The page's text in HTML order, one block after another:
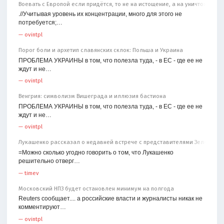
Воевать с Европой если придётся, то не на истощение, а на уничтожение
.//Учитывая уровень их концентрации, много для этого не
потребуется;…
— ovintpl
Порог боли и архетип славянских склок: Польша и Украина
ПРОБЛЕМА УКРАИНЫ в том, что полезла туда, - в ЕС - где ее не
ждут и не…
— ovintpl
Венгрия: символизм Вишеграда и иллюзия бастиона
ПРОБЛЕМА УКРАИНЫ в том, что полезла туда, - в ЕС - где ее не
ждут и не…
— ovintpl
Лукашенко рассказал о недавней встрече с представителями
=Можно сколько угодно говорить о том, что Лукашенко
решительно отверг…
—timev
Московский НПЗ будет остановлен минимум на полгода
Reuters сообщает.... а российские власти и журналисты никак не
комментируют…
— ovintpl